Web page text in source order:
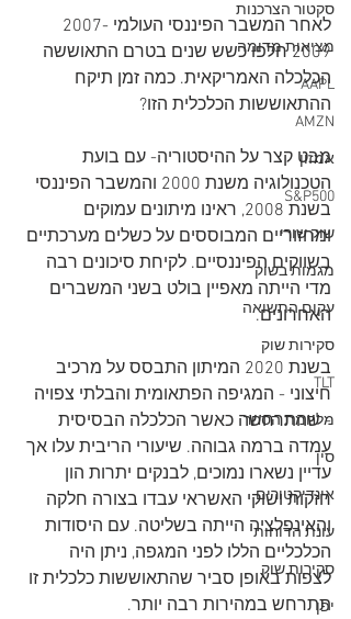
סקטור הצרכנות
מציאות מדומה
AAPL
AMZN
אמזון
S&P500
שוק שורי
מגמות בשוק
עקום התשואה
סקירות שוק
TLT
מלחמת הסחר
סין
אינדיקטורים
עונת הדוחות
סקירות שוק
יפן
לאחר המשבר הפיננסי העולמי 2007-
2009 חלפו כשש שנים בטרם התאוששה
הכלכלה האמריקאית. כמה זמן תיקח
ההתאוששות הכלכלית הזו?
מבט קצר על ההיסטוריה- עם בועת
הטכנולוגיה משנת 2000 והמשבר הפיננסי
בשנת 2008, ראינו מיתונים עמוקים
ומחזוריים המבוססים על כשלים מערכתיים
בשווקים הפיננסיים. לקיחת סיכונים רבה
מדי הייתה מאפיין בולט בשני המשברים
האחרונים.
בשנת 2020 המיתון התבסס על מרכיב
חיצוני - המגיפה הפתאומית והבלתי צפויה
- שהתרחשה כאשר הכלכלה הבסיסית
עמדה ברמה גבוהה. שיעורי הריבית עלו אך
עדיין נשארו נמוכים, לבנקים יתרות הון
חזקות ושוקי האשראי עבדו בצורה חלקה
והאינפלציה הייתה בשליטה. עם היסודות
הכלכליים הללו לפני המגפה, ניתן היה
לצפות באופן סביר שהתאוששות כלכלית זו
תתרחש במהירות רבה יותר.